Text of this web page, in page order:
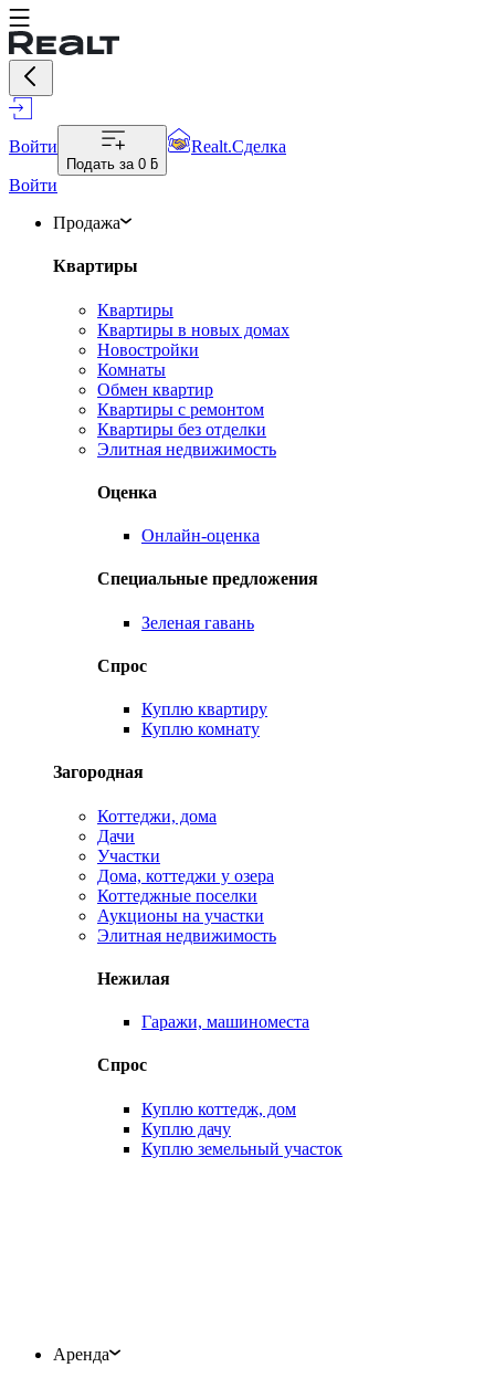
Войти
Подать за 0 ƃ
Realt.Сделка
Войти
Продажа
Квартиры
Квартиры
Квартиры в новых домах
Новостройки
Комнаты
Обмен квартир
Квартиры с ремонтом
Квартиры без отделки
Элитная недвижимость
Оценка
Онлайн-оценка
Специальные предложения
Зеленая гавань
Спрос
Куплю квартиру
Куплю комнату
Загородная
Коттеджи, дома
Дачи
Участки
Дома, коттеджи у озера
Коттеджные поселки
Аукционы на участки
Элитная недвижимость
Нежилая
Гаражи, машиноместа
Спрос
Куплю коттедж, дом
Куплю дачу
Куплю земельный участок
Аренда